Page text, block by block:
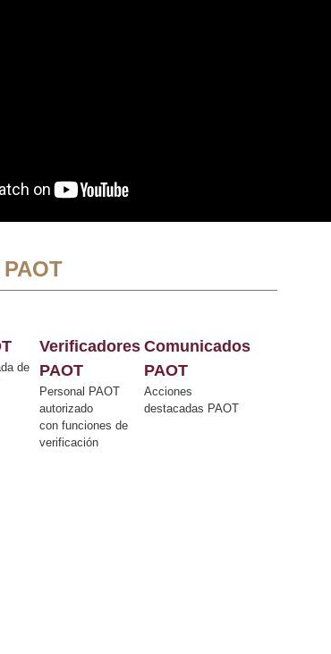
de
Verificadores
PAOT
Personal PAOT
autorizado
con funciones de
verificación
Comunicados
PAOT
Acciones
destacadas PAOT